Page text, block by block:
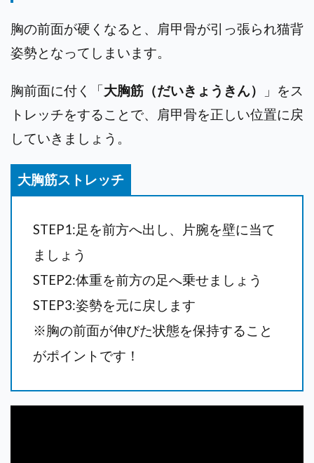
胸の前面が硬くなると、肩甲骨が引っ張られ猫背
姿勢となってしまいます。
胸前面に付く「大胸筋（だいきょうきん）
」をス
トレッチをすることで、肩甲骨を正しい位置に戻
していきましょう。
大胸筋ストレッチ
STEP1:足を前方へ出し、片腕を壁に当て
ましょう
STEP2:体重を前方の足へ乗せましょう
STEP3:姿勢を元に戻します
※胸の前面が伸びた状態を保持すること
がポイントです！